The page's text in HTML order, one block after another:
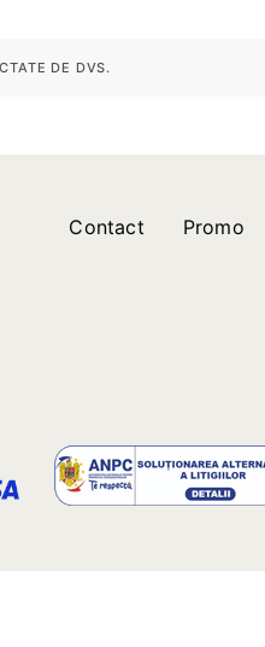
DE DVS.
Contact Promo